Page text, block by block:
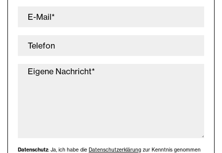
E-Mail*
Telefon
Eigene Nachricht*
Datenschutz: Ja, ich habe die Datenschutzerklärung zur Kenntnis genommen